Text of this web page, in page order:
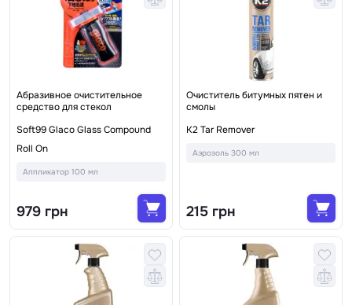
Абразивное очистительное
средство для стекол
Soft99 Glaco Glass Compound
Roll On
Аппликатор 100 мл
979 грн
Очиститель битумных пятен и
смолы
K2 Tar Remover
Аэрозоль 300 мл
215 грн